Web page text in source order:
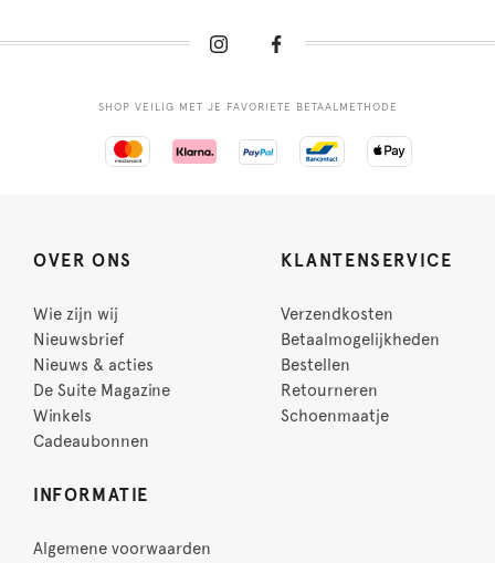
SHOP VEILIG MET JE FAVORIETE BETAALMETHODE
OVER ONS
Wie zijn wij
Nieuwsbrief
Nieuws & acties
De Suite Magazine
Winkels
Cadeaubonnen
KLANTENSERVICE
Verzendkosten
Betaalmogelijkheden
Bestellen
Retourneren
Schoenmaatje
INFORMATIE
Algemene voorwaarden